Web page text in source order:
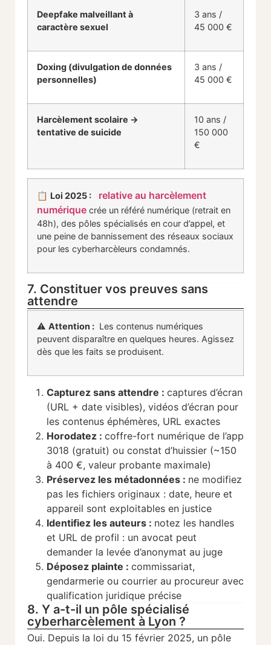
Deepfake malveillant à
caractère sexuel
3 ans /
45 000 €
Doxing (divulgation de données
personnelles)
3 ans /
45 000 €
Harcèlement scolaire →
tentative de suicide
10 ans /
150 000
€
📋 Loi 2025 :
relative au harcèlement
numérique crée un référé numérique (retrait en
48h), des pôles spécialisés en cour d’appel, et
une peine de bannissement des réseaux sociaux
pour les cyberharcèleurs condamnés.
7. Constituer vos preuves sans
attendre
⚠️ Attention : Les contenus numériques
peuvent disparaître en quelques heures. Agissez
dès que les faits se produisent.
Capturez sans attendre : captures d’écran
(URL + date visibles), vidéos d’écran pour
les contenus éphémères, URL exactes
Horodatez : coffre-fort numérique de l’app
3018 (gratuit) ou constat d’huissier (~150
à 400 €, valeur probante maximale)
Préservez les métadonnées : ne modifiez
pas les fichiers originaux : date, heure et
appareil sont exploitables en justice
Identifiez les auteurs : notez les handles
et URL de profil : un avocat peut
demander la levée d’anonymat au juge
Déposez plainte : commissariat,
gendarmerie ou courrier au procureur avec
qualification juridique précise
8. Y a-t-il un pôle spécialisé
cyberharcèlement à Lyon ?
Oui. Depuis la loi du 15 février 2025, un pôle